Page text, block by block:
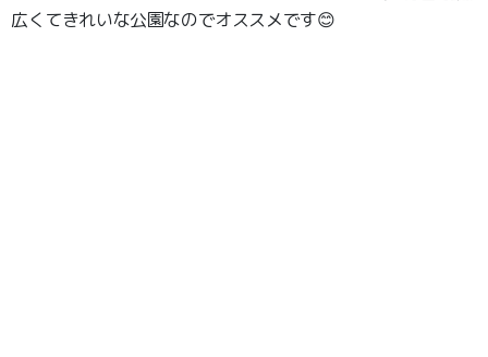
広くてきれいな公園なのでオススメです😊